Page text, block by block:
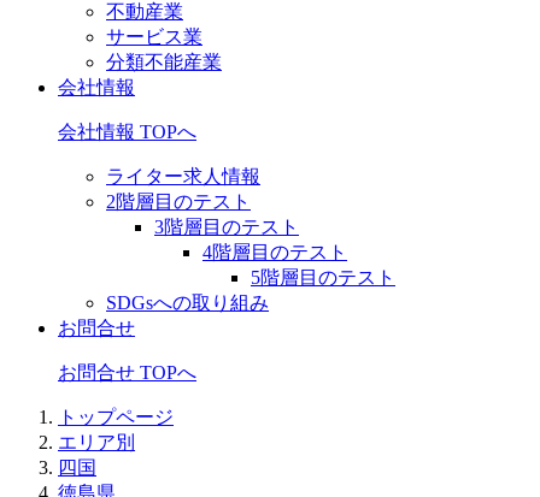
不動産業
サービス業
分類不能産業
会社情報
会社情報 TOPへ
ライター求人情報
2階層目のテスト
3階層目のテスト
4階層目のテスト
5階層目のテスト
SDGsへの取り組み
お問合せ
お問合せ TOPへ
トップページ
エリア別
四国
徳島県